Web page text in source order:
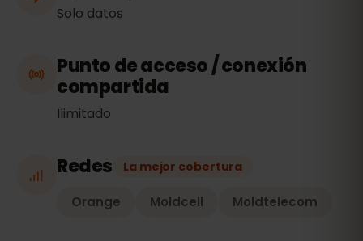
Solo datos
Punto de acceso / conexión
compartida
Ilimitado
Redes La mejor cobertura
Orange Moldcell Moldtelecom